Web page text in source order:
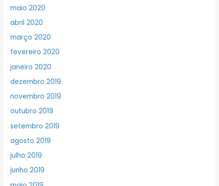
maio 2020
abril 2020
março 2020
fevereiro 2020
janeiro 2020
dezembro 2019
novembro 2019
outubro 2019
setembro 2019
agosto 2019
julho 2019
junho 2019